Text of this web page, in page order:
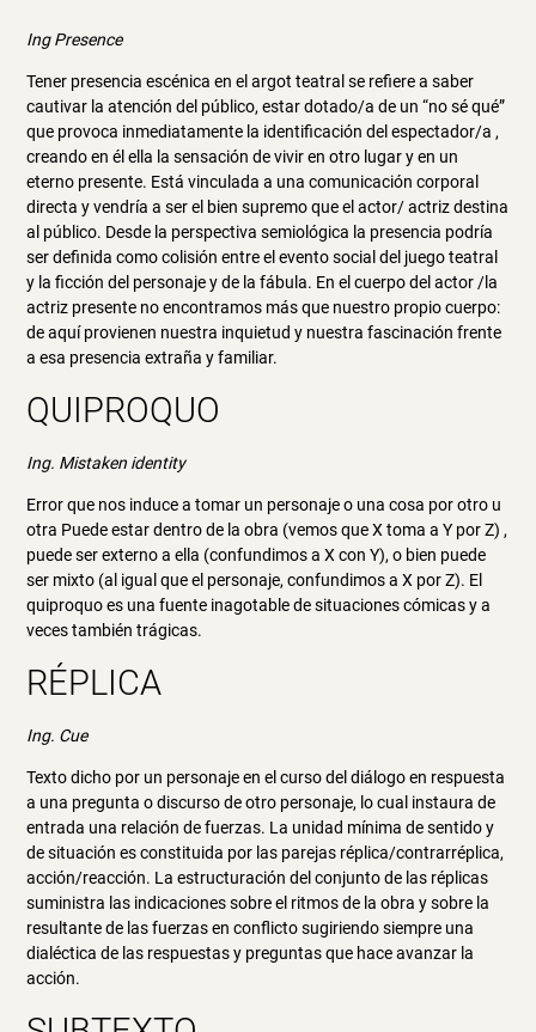
Ing Presence
Tener presencia escénica en el argot teatral se refiere a saber
cautivar la atención del público, estar dotado/a de un “no sé qué”
que provoca inmediatamente la identificación del espectador/a ,
creando en él ella la sensación de vivir en otro lugar y en un
eterno presente. Está vinculada a una comunicación corporal
directa y vendría a ser el bien supremo que el actor/ actriz destina
al público. Desde la perspectiva semiológica la presencia podría
ser definida como colisión entre el evento social del juego teatral
y la ficción del personaje y de la fábula. En el cuerpo del actor /la
actriz presente no encontramos más que nuestro propio cuerpo:
de aquí provienen nuestra inquietud y nuestra fascinación frente
a esa presencia extraña y familiar.
QUIPROQUO
Ing. Mistaken identity
Error que nos induce a tomar un personaje o una cosa por otro u
otra Puede estar dentro de la obra (vemos que X toma a Y por Z) ,
puede ser externo a ella (confundimos a X con Y), o bien puede
ser mixto (al igual que el personaje, confundimos a X por Z). El
quiproquo es una fuente inagotable de situaciones cómicas y a
veces también trágicas.
RÉPLICA
Ing. Cue
Texto dicho por un personaje en el curso del diálogo en respuesta
a una pregunta o discurso de otro personaje, lo cual instaura de
entrada una relación de fuerzas. La unidad mínima de sentido y
de situación es constituida por las parejas réplica/contrarréplica,
acción/reacción. La estructuración del conjunto de las réplicas
suministra las indicaciones sobre el ritmos de la obra y sobre la
resultante de las fuerzas en conflicto sugiriendo siempre una
dialéctica de las respuestas y preguntas que hace avanzar la
acción.